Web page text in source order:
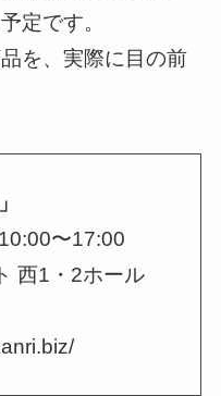
定です。
を、実際に目の前
〜17:00
西1・2ホール